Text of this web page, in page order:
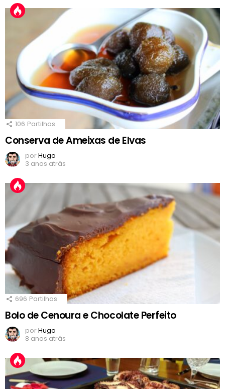
106 Partilhas
Conserva de Ameixas de Elvas
porHugo
3 anos atrás
696 Partilhas
Bolo de Cenoura e Chocolate Perfeito
porHugo
8 anos atrás